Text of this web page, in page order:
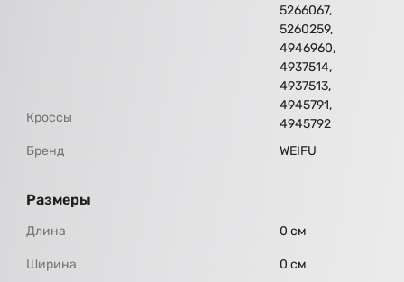
Кроссы
5266067,
5260259,
4946960,
4937514,
4937513,
4945791,
4945792
Бренд
WEIFU
Размеры
Длина 0 см
Ширина 0 см